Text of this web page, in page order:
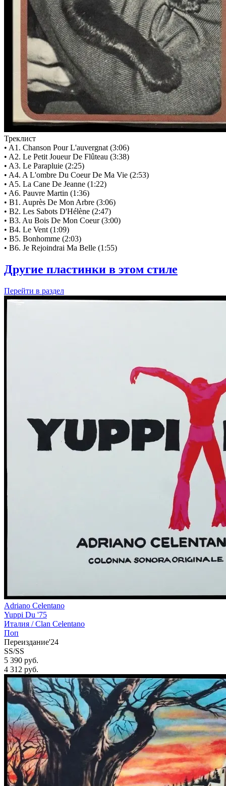
Треклист
• A1. Chanson Pour L'auvergnat (3:06)
• A2. Le Petit Joueur De Flûteau (3:38)
• A3. Le Parapluie (2:25)
• A4. A L'ombre Du Coeur De Ma Vie (2:53)
• A5. La Cane De Jeanne (1:22)
• A6. Pauvre Martin (1:36)
• B1. Auprès De Mon Arbre (3:06)
• B2. Les Sabots D'Hélène (2:47)
• B3. Au Bois De Mon Coeur (3:00)
• B4. Le Vent (1:09)
• B5. Bonhomme (2:03)
• B6. Je Rejoindrai Ma Belle (1:55)
Другие пластинки в этом стиле
Перейти в раздел
Adriano Celentano
Yuppi Du '75
Италия /Clan Celentano
Поп
Переиздание'24
SS/SS
5 390 руб.
4 312 руб.